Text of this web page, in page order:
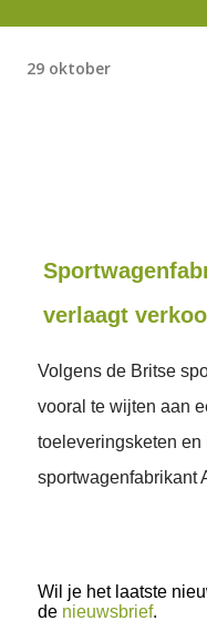
29 oktober
verlaagt
Volgens de Britse
vooral te wijten aan
toeleveringsketen
sportwagenfabrikant
Wil je het laatste
de nieuwsbrief.